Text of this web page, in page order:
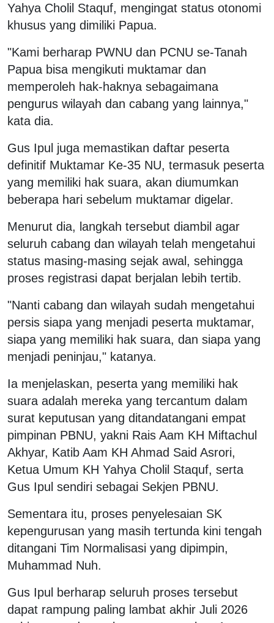
Yahya Cholil Staquf, mengingat status otonomi
khusus yang dimiliki Papua.
"Kami berharap PWNU dan PCNU se-Tanah
Papua bisa mengikuti muktamar dan
memperoleh hak-haknya sebagaimana
pengurus wilayah dan cabang yang lainnya,"
kata dia.
Gus Ipul juga memastikan daftar peserta
definitif Muktamar Ke-35 NU, termasuk peserta
yang memiliki hak suara, akan diumumkan
beberapa hari sebelum muktamar digelar.
Menurut dia, langkah tersebut diambil agar
seluruh cabang dan wilayah telah mengetahui
status masing-masing sejak awal, sehingga
proses registrasi dapat berjalan lebih tertib.
"Nanti cabang dan wilayah sudah mengetahui
persis siapa yang menjadi peserta muktamar,
siapa yang memiliki hak suara, dan siapa yang
menjadi peninjau," katanya.
Ia menjelaskan, peserta yang memiliki hak
suara adalah mereka yang tercantum dalam
surat keputusan yang ditandatangani empat
pimpinan PBNU, yakni Rais Aam KH Miftachul
Akhyar, Katib Aam KH Ahmad Said Asrori,
Ketua Umum KH Yahya Cholil Staquf, serta
Gus Ipul sendiri sebagai Sekjen PBNU.
Sementara itu, proses penyelesaian SK
kepengurusan yang masih tertunda kini tengah
ditangani Tim Normalisasi yang dipimpin,
Muhammad Nuh.
Gus Ipul berharap seluruh proses tersebut
dapat rampung paling lambat akhir Juli 2026